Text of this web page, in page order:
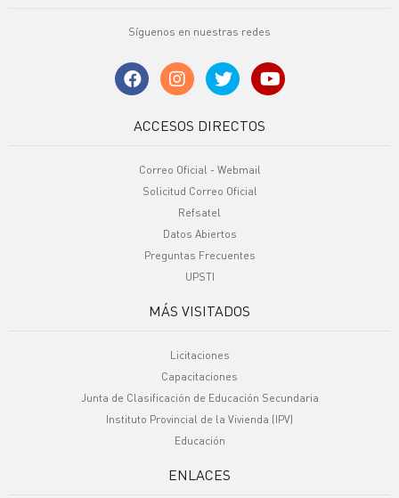
Síguenos en nuestras redes
ACCESOS DIRECTOS
Correo Oficial - Webmail
Solicitud Correo Oficial
Refsatel
Datos Abiertos
Preguntas Frecuentes
UPSTI
MÁS VISITADOS
Licitaciones
Capacitaciones
Junta de Clasificación de Educación Secundaria
Instituto Provincial de la Vivienda (IPV)
Educación
ENLACES